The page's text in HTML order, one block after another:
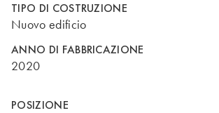
TIPO DI COSTRUZIONE
Nuovo edificio
ANNO DI FABBRICAZIONE
2020
POSIZIONE